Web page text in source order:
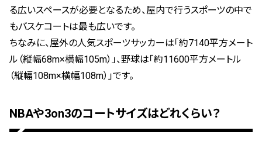
る広いスペースが必要となるため、屋内で行うスポーツの中で
もバスケコートは最も広いです。
ちなみに、屋外の人気スポーツサッカーは「約7140平方メート
ル（縦幅68m×横幅105m）」、野球は「約11600平方メートル
（縦幅108m×横幅108m）」です。
NBAや3on3のコートサイズはどれくらい？